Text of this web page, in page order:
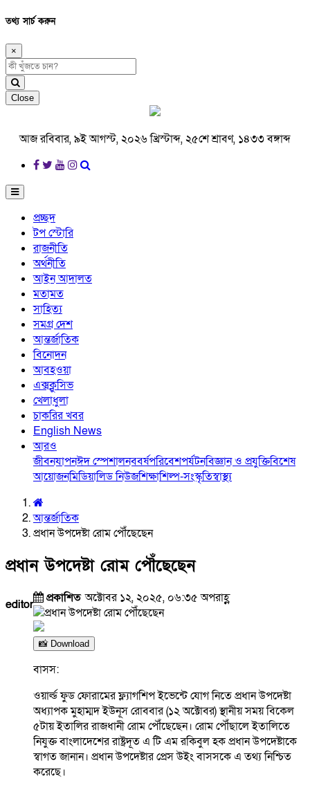
তথ্য সার্চ করুন
×
Close
আজ রবিবার, ৯ই আগস্ট, ২০২৬ খ্রিস্টাব্দ, ২৫শে শ্রাবণ, ১৪৩৩ বঙ্গাব্দ
প্রচ্ছদ
টপ স্টোরি
রাজনীতি
অর্থনীতি
আইন আদালত
মতামত
সাহিত্য
সমগ্র দেশ
আন্তর্জাতিক
বিনোদন
আবহওয়া
এক্সক্লুসিভ
খেলাধুলা
চাকরির খবর
English News
আরও
জীবনযাপনঈদ স্পেশালনববর্ষপরিবেশপর্যটনবিজ্ঞান ও প্রযুক্তিবিশেষ
আয়োজনমিডিয়ালিড নিউজশিক্ষাশিল্প-সংস্কৃতিস্বাস্থ্য
আন্তর্জাতিক
প্রধান উপদেষ্টা রোম পৌঁছেছেন
প্রধান উপদেষ্টা রোম পৌঁছেছেন
editor প্রকাশিতঅক্টোবর ১২, ২০২৫, ০৬:৩৫ অপরাহ্ণ
📸 Download
বাসস:
ওয়ার্ল্ড ফুড ফোরামের ফ্ল্যাগশিপ ইভেন্টে যোগ নিতে প্রধান উপদেষ্টা
অধ্যাপক মুহাম্মদ ইউনূস রোববার (১২ অক্টোবর) স্থানীয় সময় বিকেল
৫টায় ইতালির রাজধানী রোম পৌঁছেছেন। রোম পৌঁছালে ইতালিতে
নিযুক্ত বাংলাদেশের রাষ্ট্রদূত এ টি এম রকিবুল হক প্রধান উপদেষ্টাকে
স্বাগত জানান। প্রধান উপদেষ্টার প্রেস উইং বাসসকে এ তথ্য নিশ্চিত
করেছে।